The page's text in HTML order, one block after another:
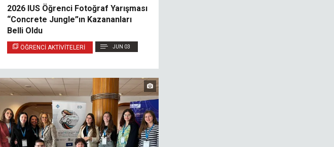
2026 IUS Öğrenci Fotoğraf Yarışması
“Concrete Jungle”ın Kazananları
Belli Oldu
ÖĞRENCI AKTIVITELERI JUN 03